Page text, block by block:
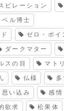
ピレーション
ル博士
ゼロ・ポイ
ダークマター
スの目 マト
仏様
思い込み 感情
欲求 松果体